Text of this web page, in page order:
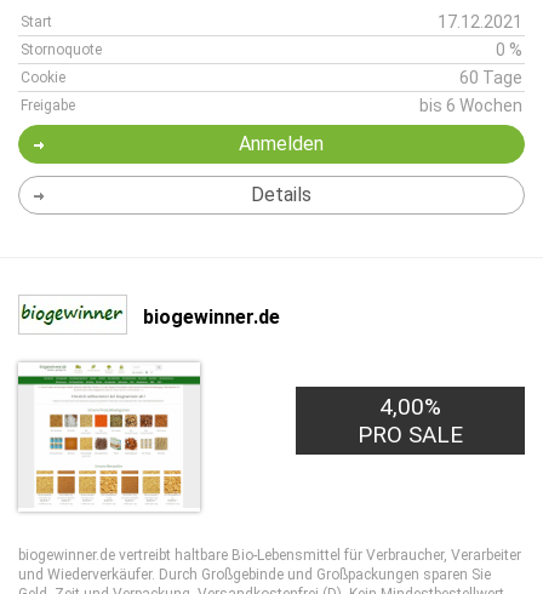
Start 17.12.2021
Stornoquote 0 %
Cookie 60 Tage
Freigabe bis 6 Wochen
Anmelden
Details
biogewinner.de
4,00%
PRO SALE
biogewinner.de vertreibt haltbare Bio-Lebensmittel für Verbraucher, Verarbeiter
und Wiederverkäufer. Durch Großgebinde und Großpackungen sparen Sie